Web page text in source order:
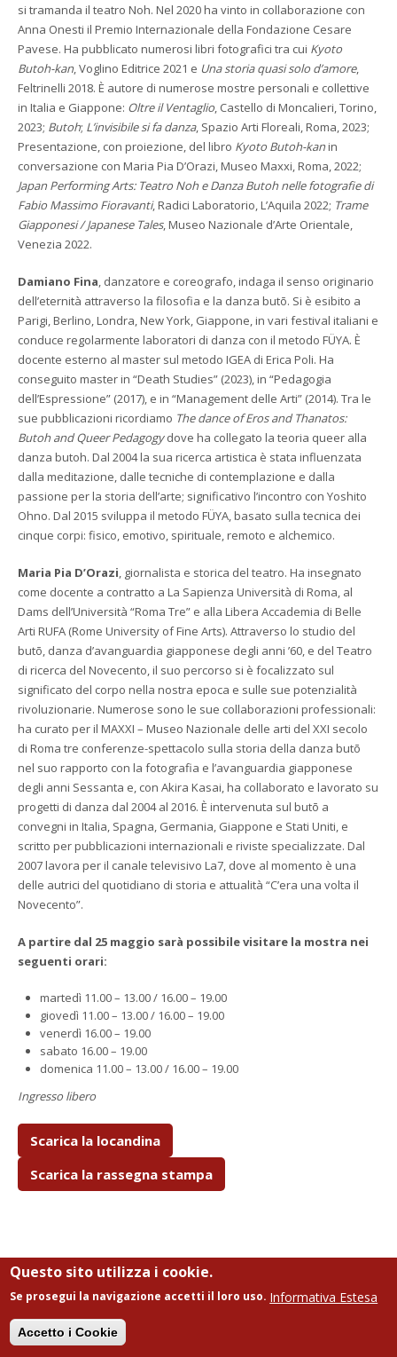
si tramanda il teatro Noh. Nel 2020 ha vinto in collaborazione con
Anna Onesti il Premio Internazionale della Fondazione Cesare
Pavese. Ha pubblicato numerosi libri fotografici tra cui Kyoto
Butoh-kan, Voglino Editrice 2021 e Una storia quasi solo d’amore,
Feltrinelli 2018. È autore di numerose mostre personali e collettive
in Italia e Giappone: Oltre il Ventaglio, Castello di Moncalieri, Torino,
2023; Butoh; L’invisibile si fa danza, Spazio Arti Floreali, Roma, 2023;
Presentazione, con proiezione, del libro Kyoto Butoh-kanin
conversazione con Maria Pia D’Orazi, Museo Maxxi, Roma, 2022;
Japan Performing Arts: Teatro Noh e Danza Butoh nelle fotografie di
Fabio Massimo Fioravanti, Radici Laboratorio, L’Aquila 2022; Trame
Giapponesi / Japanese Tales, Museo Nazionale d’Arte Orientale,
Venezia 2022.
Damiano Fina, danzatore e coreografo, indaga il senso originario
dell’eternità attraverso la filosofia e la danza butō. Si è esibito a
Parigi, Berlino, Londra, New York, Giappone, in vari festival italiani e
conduce regolarmente laboratori di danza con il metodo FÜYA. È
docente esterno al master sul metodo IGEA di Erica Poli. Ha
conseguito master in “Death Studies” (2023), in “Pedagogia
dell’Espressione” (2017), e in “Management delle Arti” (2014). Tra le
sue pubblicazioni ricordiamo The dance of Eros and Thanatos:
Butoh and Queer Pedagogydove ha collegato la teoria queer alla
danza butoh. Dal 2004 la sua ricerca artistica è stata influenzata
dalla meditazione, dalle tecniche di contemplazione e dalla
passione per la storia dell’arte; significativo l’incontro con Yoshito
Ohno. Dal 2015 sviluppa il metodo FÜYA, basato sulla tecnica dei
cinque corpi: fisico, emotivo, spirituale, remoto e alchemico.
Maria Pia D’Orazi, giornalista e storica del teatro. Ha insegnato
come docente a contratto a La Sapienza Università di Roma, al
Dams dell’Università “Roma Tre” e alla Libera Accademia di Belle
Arti RUFA (Rome University of Fine Arts). Attraverso lo studio del
butō, danza d’avanguardia giapponese degli anni ’60, e del Teatro
di ricerca del Novecento, il suo percorso si è focalizzato sul
significato del corpo nella nostra epoca e sulle sue potenzialità
rivoluzionarie. Numerose sono le sue collaborazioni professionali:
ha curato per il MAXXI – Museo Nazionale delle arti del XXI secolo
di Roma tre conferenze-spettacolo sulla storia della danza butō
nel suo rapporto con la fotografia e l’avanguardia giapponese
degli anni Sessanta e, con Akira Kasai, ha collaborato e lavorato su
progetti di danza dal 2004 al 2016. È intervenuta sul butō a
convegni in Italia, Spagna, Germania, Giappone e Stati Uniti, e
scritto per pubblicazioni internazionali e riviste specializzate. Dal
2007 lavora per il canale televisivo La7, dove al momento è una
delle autrici del quotidiano di storia e attualità “C’era una volta il
Novecento”.
A partire dal 25 maggio sarà possibile visitare la mostra nei
seguenti orari:
martedì 11.00 – 13.00 / 16.00 – 19.00
giovedì 11.00 – 13.00 / 16.00 – 19.00
venerdì 16.00 – 19.00
sabato 16.00 – 19.00
domenica 11.00 – 13.00 / 16.00 – 19.00
Ingresso libero
Scarica la locandina
Scarica la rassegna stampa
Leggi tuttosu L'Invisibile si fa Danza - mostra fotografica di Fabio
Massimo Fioravanti
"La Comédie humaine" di Tiziana
Fusari
Questo sito utilizza i cookie.
Se prosegui la navigazione accetti il loro uso. Informativa Estesa
Accetto i Cookie